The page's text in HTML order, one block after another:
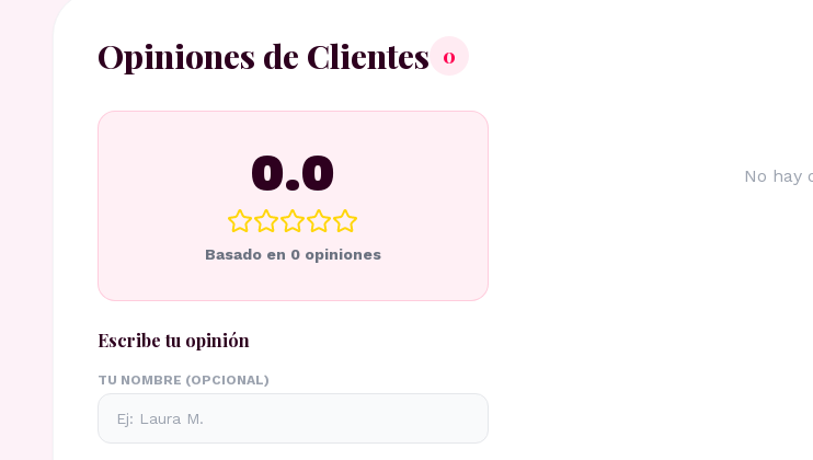
Opiniones de Clientes 0
0.0
Basado en 0opiniones
Escribe tu opinión
TU NOMBRE (OPCIONAL)
No hay